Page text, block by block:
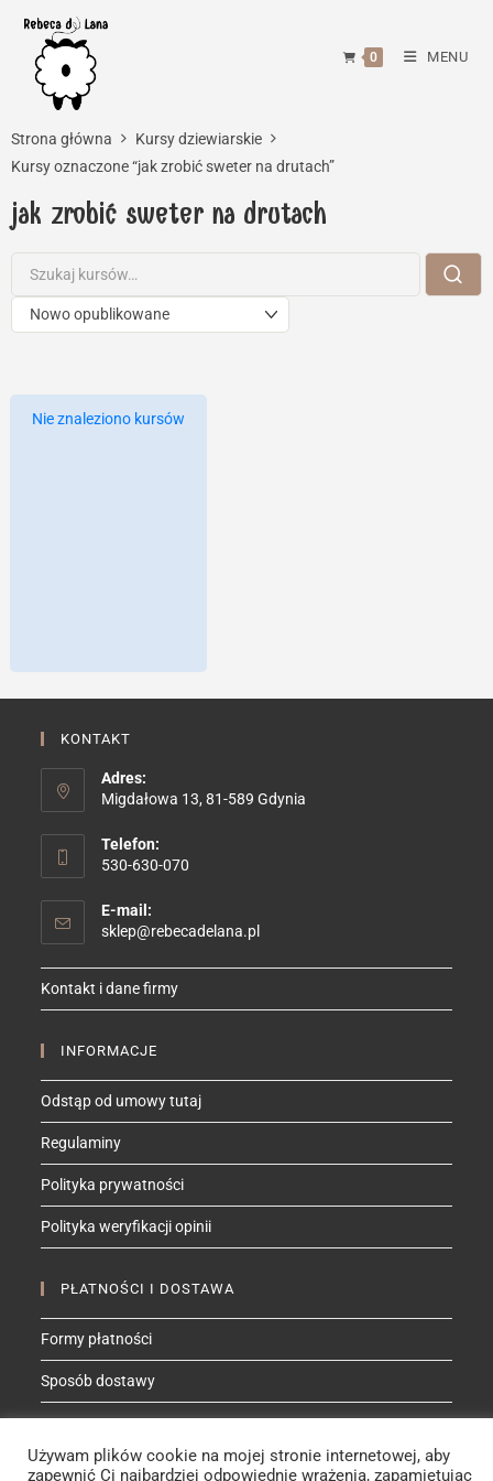
content
0 MENU
Strona główna
Kursy dziewiarskie
Kursy oznaczone “jak zrobić sweter na drutach”
jak zrobić sweter na drutach
Nie znaleziono kursów
KONTAKT
Adres:
Migdałowa 13, 81-589 Gdynia
Telefon:
530-630-070
E-mail:
sklep@rebecadelana.plOpens
your
Kontakt i dane firmy
INFORMACJE
Odstąp od umowy tutaj
Regulaminy
Polityka prywatności
Polityka weryfikacji opinii
PŁATNOŚCI I DOSTAWA
Formy płatności
Sposób dostawy
Używam plików cookie na mojej stronie internetowej, aby
zapewnić Ci najbardziej odpowiednie wrażenia, zapamiętując